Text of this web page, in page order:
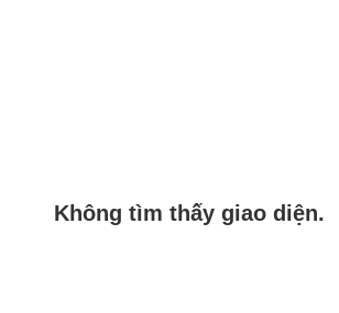
Không tìm thấy giao diện.